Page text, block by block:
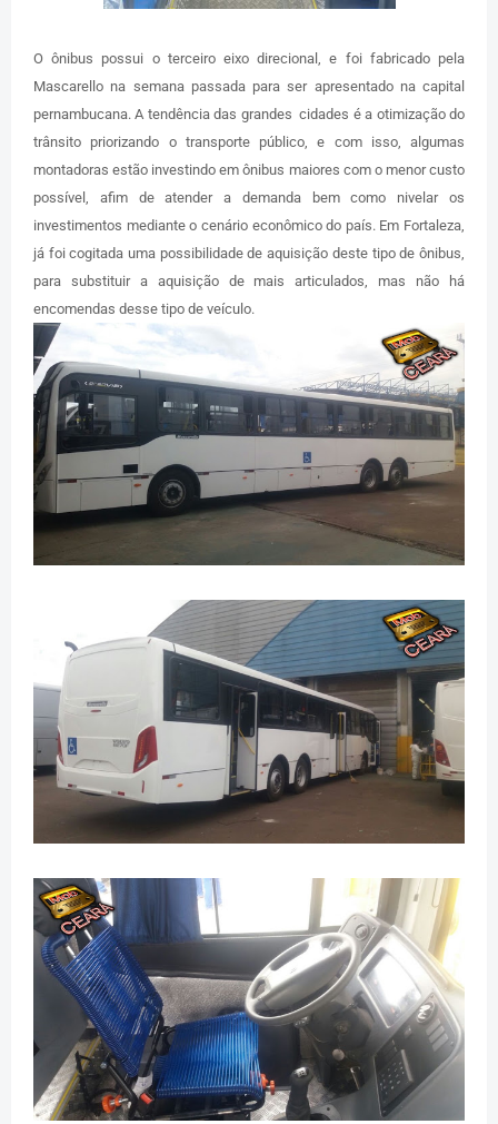
O ônibus possui o terceiro eixo direcional, e foi fabricado pela
Mascarello na semana passada para ser apresentado na capital
pernambucana. A tendência das grandes cidades é a otimização do
trânsito priorizando o transporte público, e com isso, algumas
montadoras estão investindo em ônibus maiores com o menor custo
possível, afim de atender a demanda bem como nivelar os
investimentos mediante o cenário econômico do país. Em Fortaleza,
já foi cogitada uma possibilidade de aquisição deste tipo de ônibus,
para substituir a aquisição de mais articulados, mas não há
encomendas desse tipo de veículo.